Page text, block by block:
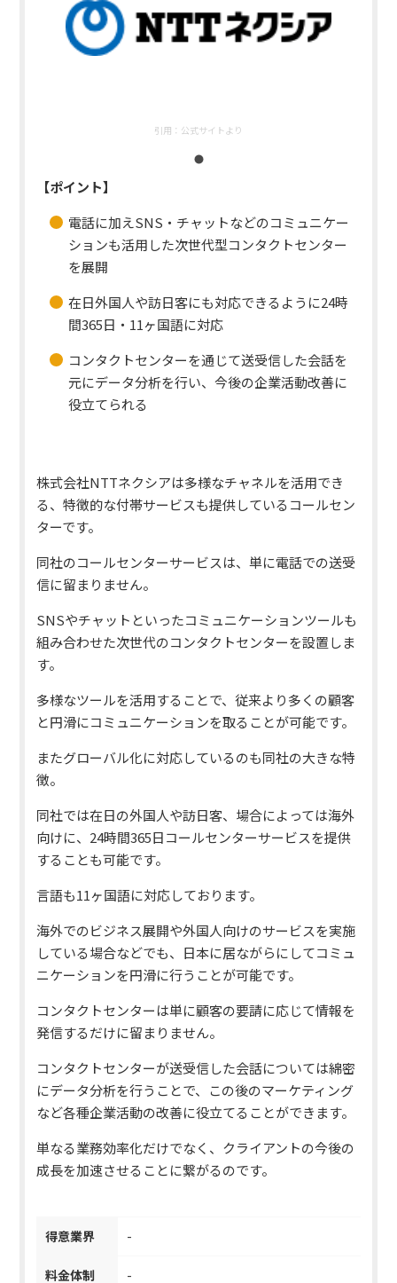
引用： 公式サイトより
【ポイント】
電話に加えSNS・チャットなどのコミュニケー
ションも活用した次世代型コンタクトセンター
を展開
在日外国人や訪日客にも対応できるように24時
間365日・11ヶ国語に対応
コンタクトセンターを通じて送受信した会話を
元にデータ分析を行い、今後の企業活動改善に
役立てられる
株式会社NTTネクシアは多様なチャネルを活用でき
る、特徴的な付帯サービスも提供しているコールセン
ターです。
同社のコールセンターサービスは、単に電話での送受
信に留まりません。
SNSやチャットといったコミュニケーションツールも
組み合わせた次世代のコンタクトセンターを設置しま
す。
多様なツールを活用することで、従来より多くの顧客
と円滑にコミュニケーションを取ることが可能です。
またグローバル化に対応しているのも同社の大きな特
徴。
同社では在日の外国人や訪日客、場合によっては海外
向けに、24時間365日コールセンターサービスを提供
することも可能です。
言語も11ヶ国語に対応しております。
海外でのビジネス展開や外国人向けのサービスを実施
している場合などでも、日本に居ながらにしてコミュ
ニケーションを円滑に行うことが可能です。
コンタクトセンターは単に顧客の要請に応じて情報を
発信するだけに留まりません。
コンタクトセンターが送受信した会話については綿密
にデータ分析を行うことで、この後のマーケティング
など各種企業活動の改善に役立てることができます。
単なる業務効率化だけでなく、クライアントの今後の
成長を加速させることに繋がるのです。
得意業界 -
料金体制 -